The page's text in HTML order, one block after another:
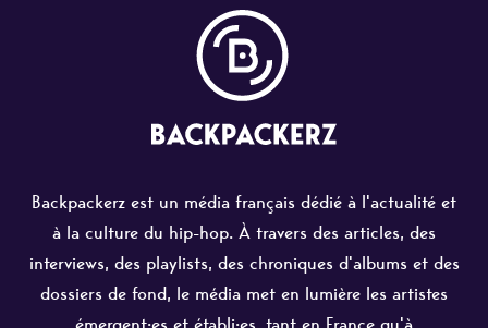
Backpackerz est un média français dédié à l'actualité et
à la culture du hip-hop. À travers des articles, des
interviews, des playlists, des chroniques d'albums et des
dossiers de fond, le média met en lumière les artistes